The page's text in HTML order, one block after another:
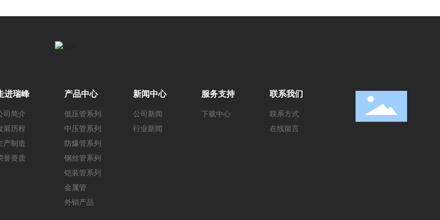
进瑞峰
司简介
展历程
产制造
誉资质
产品中心
低压管系列
中压管系列
防爆管系列
钢丝管系列
铠装管系列
金属管
外销产品
新闻中心
公司新闻
行业新闻
服务支持
下载中心
联系我们
联系方式
在线留言